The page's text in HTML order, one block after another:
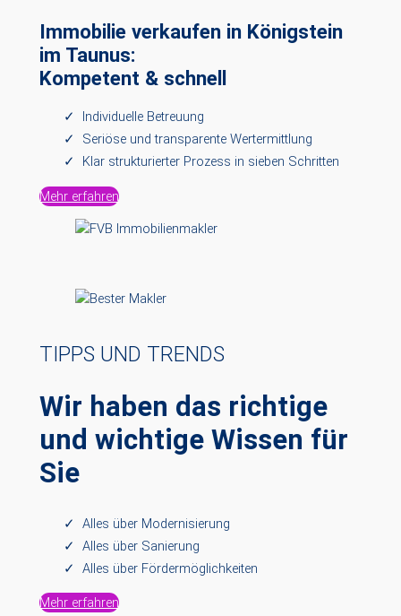
Immobilie verkaufen in Königstein
im Taunus:
Kompetent & schnell
Individuelle Betreuung
Seriöse und transparente Wertermittlung
Klar strukturierter Prozess in sieben Schritten
Mehr erfahren
TIPPS UND TRENDS
Wir haben das richtige
und wichtige Wissen für
Sie
Alles über Modernisierung
Alles über Sanierung
Alles über Fördermöglichkeiten
Mehr erfahren